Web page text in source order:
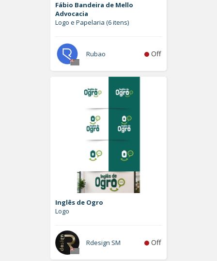
Fábio Bandeira de Mello
Advocacia
Logo e Papelaria (6 itens)
Rubao Off
Inglês de Ogro
Logo
Rdesign SM Off